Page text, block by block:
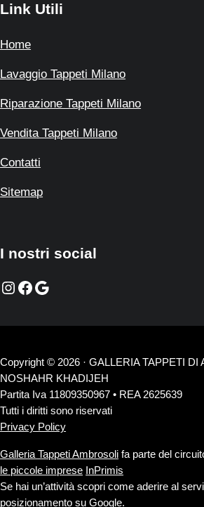
Link Utili
Home
Lavaggio Tappeti Milano
Riparazione Tappeti Milano
Vendita Tappeti Milano
Contatti
Sitemap
I nostri social
Instagram
Facebook
Google
Copyright © 2026 · GALLERIA TAPPETI DI
NOSHAHR KHADIJEH
Partita Iva 11809350967 • REA 2625639
Tutti i diritti sono riservati
Privacy Policy
Galleria Tappeti Ambrosoli fa parte del
le piccole imprese InPrimis
Se hai un’attività scopri come aderire al
posizionamento su Google.